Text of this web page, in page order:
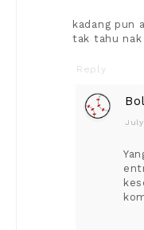
kadang pun
tak tahu nak
Reply
July